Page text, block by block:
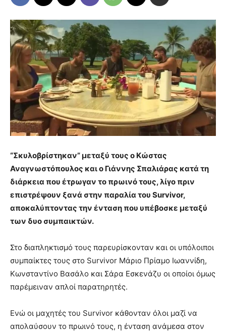
“Σκυλοβρίστηκαν” μεταξύ τους ο Κώστας
Αναγνωστόπουλος και ο Γιάννης Σπαλιάρας κατά τη
διάρκεια που έτρωγαν το πρωινό τους, λίγο πριν
επιστρέψουν ξανά στην παραλία του Survivor,
αποκαλύπτοντας την ένταση που υπέβοσκε μεταξύ
των δυο συμπαικτών.
Στο διαπληκτισμό τους παρευρίσκονταν και οι υπόλοιποι
συμπαίκτες τους στο Survivor Μάριο Πρίαμο Ιωαννίδη,
Κωνσταντίνο Βασάλο και Σάρα Εσκενάζυ οι οποίοι όμως
παρέμειναν απλοί παρατηρητές.
Ενώ οι μαχητές του Survivor κάθονταν όλοι μαζί να
απολαύσουν το πρωινό τους, η ένταση ανάμεσα στον